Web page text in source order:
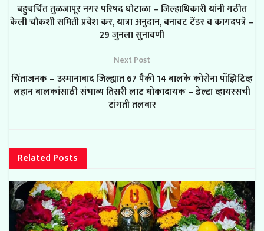
बहुचर्चित तुळजापूर नगर परिषद घोटाळा – जिल्हाधिकारी यांनी गठीत
केली चौकशी समिती प्रवेश कर, यात्रा अनुदान, बनावट टेंडर व कागदपत्रे –
29 जुनला सुनावणी
Next Post
चिंताजनक – उस्मानाबाद जिल्ह्यात 67 पैकी 14 बालके कोरोना पॉझिटिव्ह
लहान बालकांसाठी संभाव्य तिसरी लाट धोकादायक – डेल्टा व्हायरसची
टांगती तलवार
Related Posts